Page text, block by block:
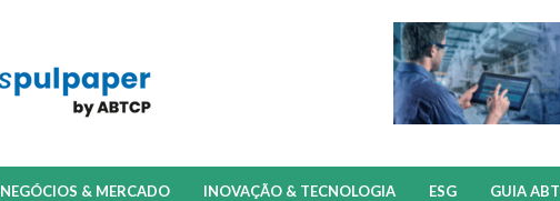
NEGÓCIOS & MERCADO INOVAÇÃO & TECNOLOGIA ESG GUIA